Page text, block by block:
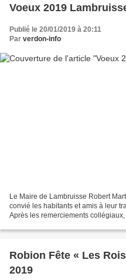
Voeux 2019
Publié le 20/01/2019 à 20:11
Par verdon-info
Le Maire de Lambruisse Robert
convié les habitants et amis à leur
Après les remerciements
Robion Fête « Les
2019